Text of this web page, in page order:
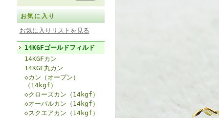
お気に入り
お気に入りリストを見る
14KGFゴールドフィルド
14KGFカン
14KGF丸カン
◇カン（オープン）
（14kgf）
◇クローズカン（14kgf）
◇オーバルカン（14kgf）
◇スクエアカン（14kgf）